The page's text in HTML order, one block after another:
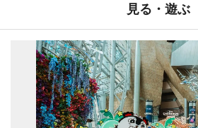
見る・遊ぶ